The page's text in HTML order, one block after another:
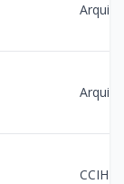
CCIH